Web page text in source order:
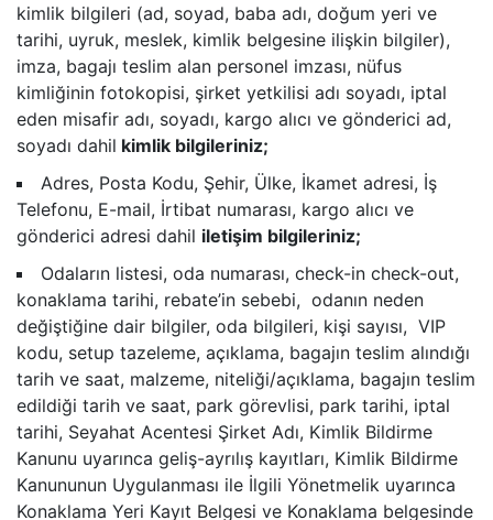
kimlik bilgileri (ad, soyad, baba adı, doğum yeri ve
tarihi, uyruk, meslek, kimlik belgesine ilişkin bilgiler),
imza, bagajı teslim alan personel imzası, nüfus
kimliğinin fotokopisi, şirket yetkilisi adı soyadı, iptal
eden misafir adı, soyadı, kargo alıcı ve gönderici ad,
soyadı dahil kimlik bilgileriniz;
Adres, Posta Kodu, Şehir, Ülke, İkamet adresi, İş
Telefonu, E-mail, İrtibat numarası, kargo alıcı ve
gönderici adresi dahil iletişim bilgileriniz;
Odaların listesi, oda numarası, check-in check-out,
konaklama tarihi, rebate’in sebebi, odanın neden
değiştiğine dair bilgiler, oda bilgileri, kişi sayısı, VIP
kodu, setup tazeleme, açıklama, bagajın teslim alındığı
tarih ve saat, malzeme, niteliği/açıklama, bagajın teslim
edildiği tarih ve saat, park görevlisi, park tarihi, iptal
tarihi, Seyahat Acentesi Şirket Adı, Kimlik Bildirme
Kanunu uyarınca geliş-ayrılış kayıtları, Kimlik Bildirme
Kanununun Uygulanması ile İlgili Yönetmelik uyarınca
Konaklama Yeri Kayıt Belgesi ve Konaklama belgesinde